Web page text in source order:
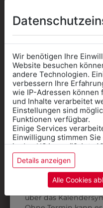
9DHW01SW01
DAMENHOSE OHNE
BUND
Wir benötigen Ihre
Website besuchen
andere Technologien.
verbessern Ihre
wie IP-Adressen
und Inhalte verarbeitet
Einstellungen sind
Funktionen verfügbar.
Einige Services
Einwilligung stimmen
in den USA gemäß Art.
stuft die USA als Land
ein, und es besteht das
Daten ohne
Datenschutzerklärung
Details anzeigen
Alle Cookies
Kleidung
für die
benötigen
Online Shop: Klick
Kategorie und die
AnprobeVorort im
über das